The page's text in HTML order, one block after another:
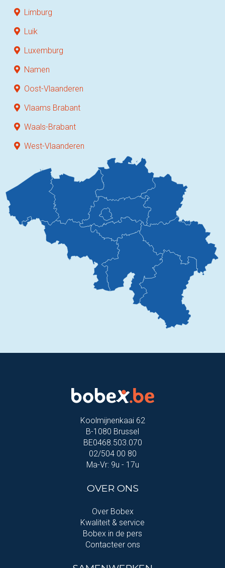
Limburg
Luik
Luxemburg
Namen
Oost-Vlaanderen
Vlaams Brabant
Waals-Brabant
West-Vlaanderen
Koolmijnenkaai 62
B-1080 Brussel
BE0468.503.070
02/504 00 80
Ma-Vr: 9u - 17u
OVER ONS
Over Bobex
Kwaliteit & service
Bobex in de pers
Contacteer ons